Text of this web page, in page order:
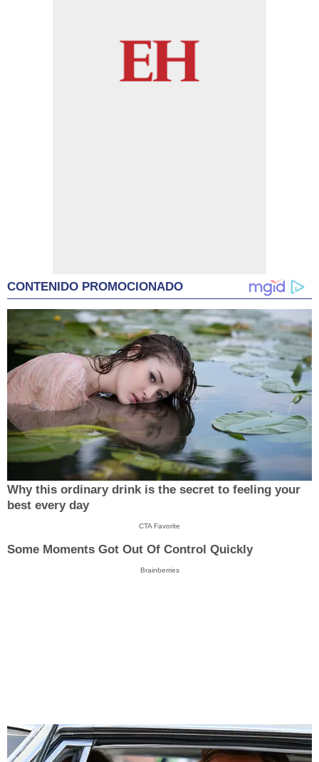
CONTENIDO PROMOCIONADO
Why this ordinary drink is the secret to feeling your
best every day
CTA Favorite
Some Moments Got Out Of Control Quickly
Brainberries